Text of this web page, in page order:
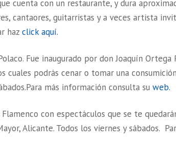
cuenta con un restaurante, y dura
cantaores, guitarristas y a veces artista
haz click aquí.
Fue inaugurado por don Joaquín Ortega
cuales podrás cenar o tomar una
más información consulta su web.
con espectáculos que se te
Alicante. Todos los viernes y sábados.